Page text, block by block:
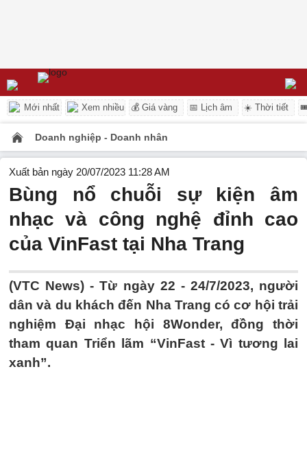
Mới nhất Xem nhiều 💰 Giá vàng 📅 Lịch âm ☀️ Thời tiết
Doanh nghiệp - Doanh nhân
Xuất bản ngày 20/07/2023 11:28 AM
Bùng nổ chuỗi sự kiện âm
nhạc và công nghệ đỉnh cao
của VinFast tại Nha Trang
(VTC News) -Từ ngày 22 - 24/7/2023, người
dân và du khách đến Nha Trang có cơ hội trải
nghiệm Đại nhạc hội 8Wonder, đồng thời
tham quan Triển lãm “VinFast - Vì tương lai
xanh”.